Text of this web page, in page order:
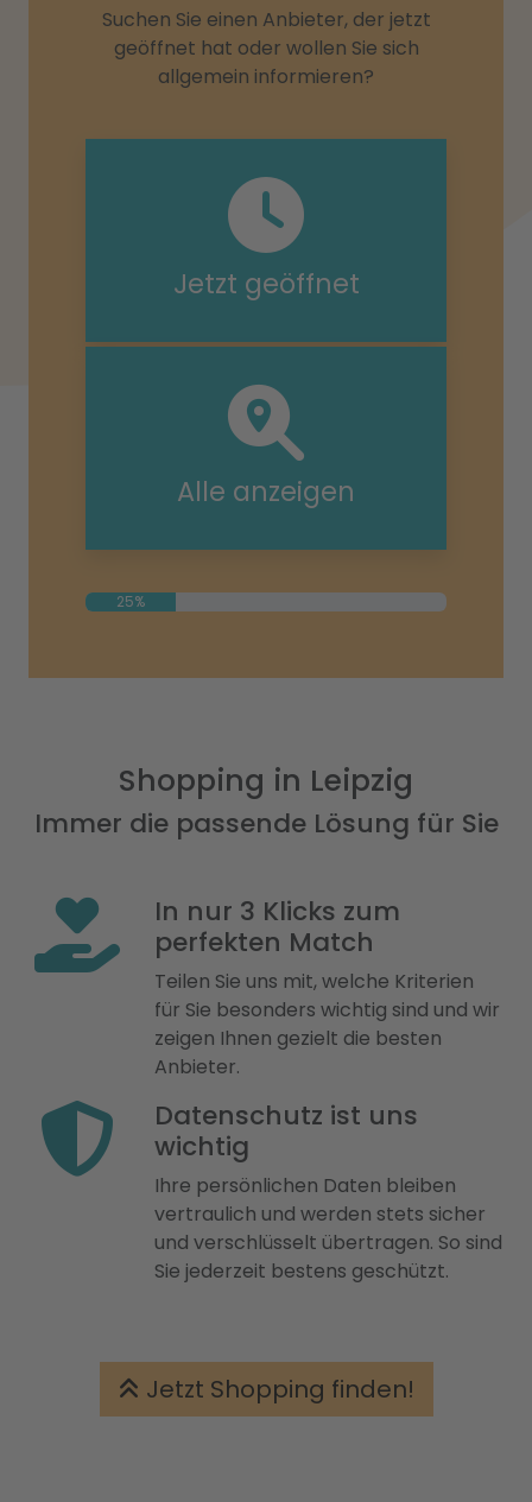
Suchen Sie einen Anbieter, der jetzt
geöffnet hat oder wollen Sie sich
allgemein informieren?
Jetzt geöffnet
Alle anzeigen
25%
Shopping in Leipzig
Immer die passende Lösung für Sie
In nur 3 Klicks zum
perfekten Match
Teilen Sie uns mit, welche Kriterien
für Sie besonders wichtig sind und wir
zeigen Ihnen gezielt die besten
Anbieter.
Datenschutz ist uns
wichtig
Ihre persönlichen Daten bleiben
vertraulich und werden stets sicher
und verschlüsselt übertragen. So sind
Sie jederzeit bestens geschützt.
Jetzt Shopping finden!